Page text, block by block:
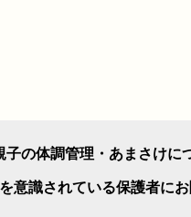
子の体調管理・あまさけに
意識されている保護者にお